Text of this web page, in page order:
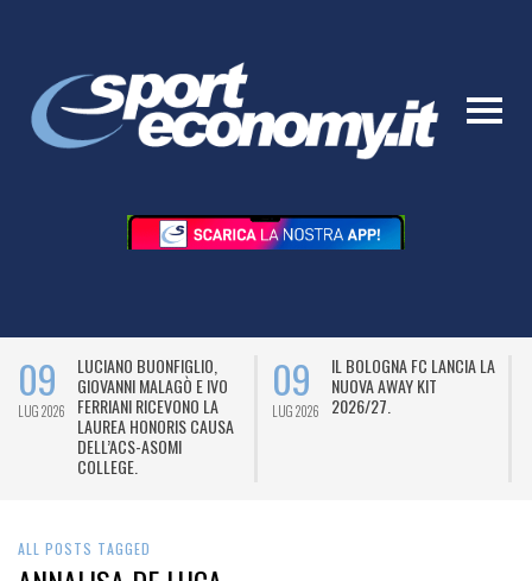
09
LUG 2026
LUCIANO BUONFIGLIO,
GIOVANNI MALAGÒ E IVO
FERRIANI RICEVONO LA
LAUREA HONORIS CAUSA
DELL’ACS-ASOMI
COLLEGE.
09
LUG 2026
IL BOLOGNA FC LANCIA LA
NUOVA AWAY KIT
2026/27.
ALL POSTS TAGGED